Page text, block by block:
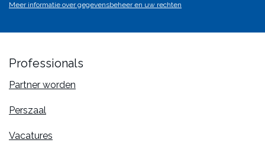
Meer informatie over gegevensbeheer en uw rechten
Professionals
Partner worden
Perszaal
Vacatures